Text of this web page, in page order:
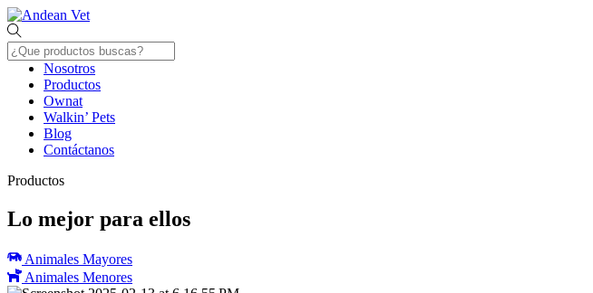
Skip
to
content
Menu
Nosotros
Productos
Ownat
Walkin’ Pets
Blog
Contáctanos
Menu
Productos
Lo mejor para ellos
Animales Mayores
Animales Menores